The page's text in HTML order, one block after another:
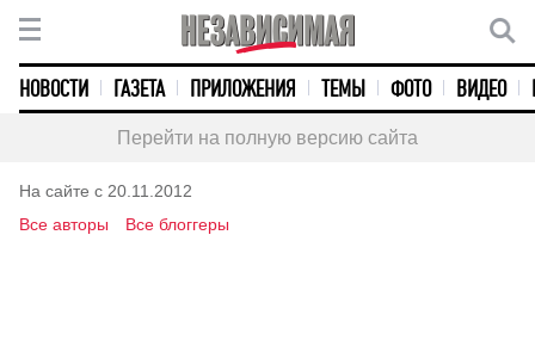
НОВОСТИ ГАЗЕТА ПРИЛОЖЕНИЯ ТЕМЫ ФОТО ВИДЕО
Перейти на полную версию сайта
На сайте с 20.11.2012
Все авторы
Все блоггеры